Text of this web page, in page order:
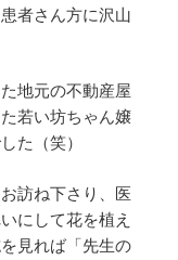
者さん方に沢山
地元の不動産屋
若い坊ちゃん嬢
た（笑）
訪ね下さり、医
にして花を植え
見れば「先生の